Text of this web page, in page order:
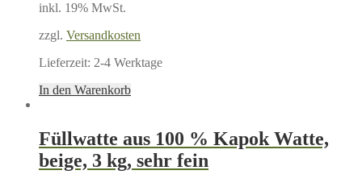
inkl. 19% MwSt.
zzgl. Versandkosten
Lieferzeit: 2-4 Werktage
In den Warenkorb
Füllwatte aus 100 % Kapok Watte,
beige, 3 kg, sehr fein